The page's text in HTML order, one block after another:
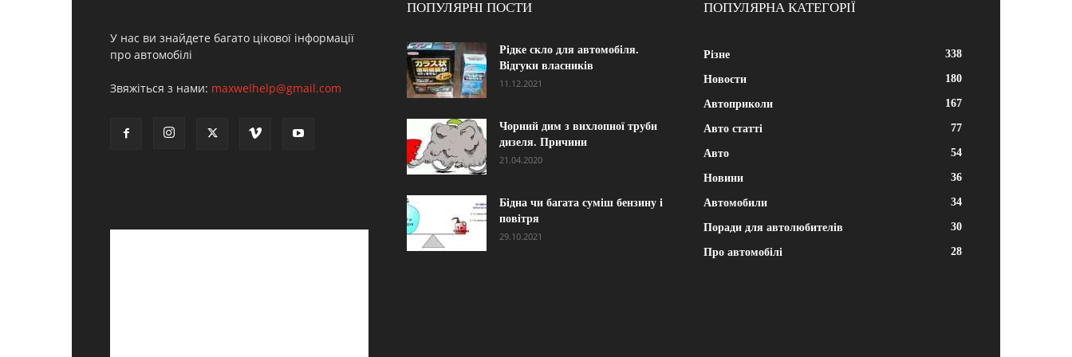
У нас ви знайдете багато цікової інформації
про автомобілі
Звяжіться з нами: maxwelhelp@gmail.com
ПОПУЛЯРНІ ПОСТИ
Рідке скло для автомобіля.
Відгуки власників
11.12.2021
Чорний дим з вихлопної труби
дизеля. Причини
21.04.2020
Бідна чи багата суміш бензину і
повітря
29.10.2021
ПОПУЛЯРНА КАТЕГОРІЇ
Різне 338
Новости 180
Автоприколи 167
Авто статті 77
Авто 54
Новини 36
Автомобили 34
Поради для автолюбителів 30
Про автомобілі 28